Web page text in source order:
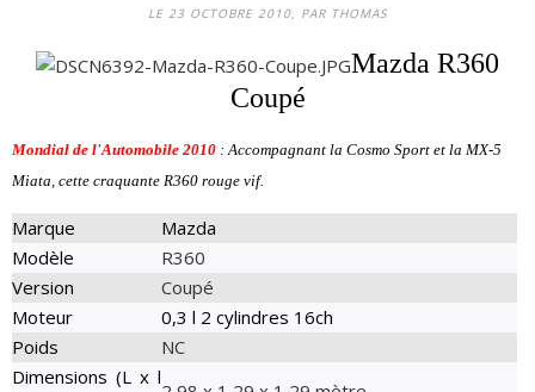
LE 23 OCTOBRE 2010, PAR THOMAS
Mazda R360
Coupé
Mondial de l'Automobile 2010 : Accompagnant la Cosmo Sport et la MX-5
Miata, cette craquante R360 rouge vif.
Marque
Mazda
Modèle
R360
Version
Coupé
Moteur
0,3 l 2 cylindres 16ch
Poids
NC
Dimensions (L x l